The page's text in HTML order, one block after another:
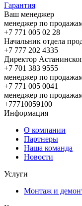
Гарантия
Ваш менеджер
менеджер по
+7 771 005 02 28
Начальник отдела
+7 777 202 4335
Директор
+7 701 383 9555
менеджер по
+7 771 005 0041
менеджер по
+77710059100
Информация
О компании
Партнеры
Наша команда
Новости
Услуги
Монтаж и